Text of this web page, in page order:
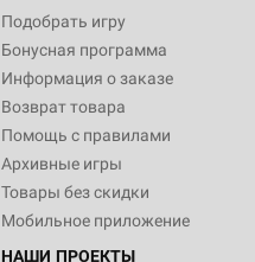
Подобрать игру
Бонусная программа
Информация о заказе
Возврат товара
Помощь с правилами
Архивные игры
Товары без скидки
Мобильное приложение
НАШИ ПРОЕКТЫ